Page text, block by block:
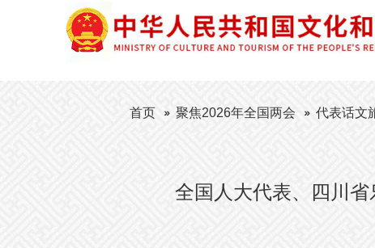
首页 聚焦2026年全国两会 代表话文
全国人大代表、四川